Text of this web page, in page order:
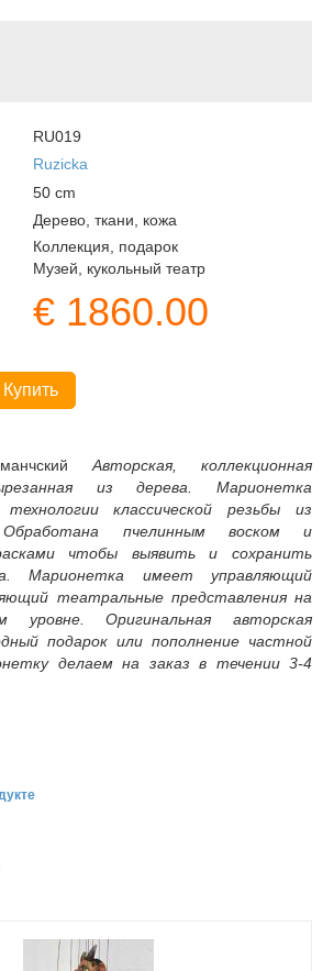
RU019
Ruzicka
50 cm
Дерево, ткани, кожа
Коллекция, подарок
Музей, кукольный театр
€ 1860.00
Купить
Авторская, коллекционная
из дерева. Марионетка
классической резьбы из
пчелинным воском и
чтобы выявить и сохранить
Марионетка имеет управляющий
театральные представления на
уровне. Оригинальная авторская
подарок или пополнение частной
делаем на заказ в течении 3-4